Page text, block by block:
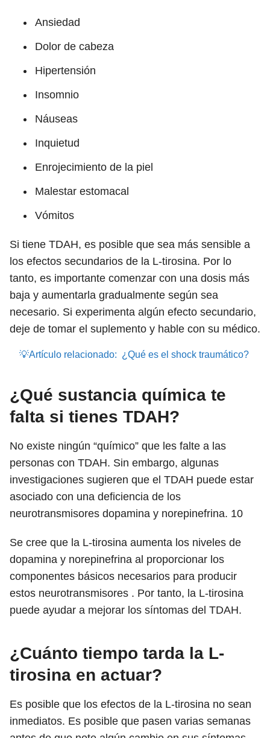
Ansiedad
Dolor de cabeza
Hipertensión
Insomnio
Náuseas
Inquietud
Enrojecimiento de la piel
Malestar estomacal
Vómitos
Si tiene TDAH, es posible que sea más sensible a
los efectos secundarios de la L-tirosina. Por lo
tanto, es importante comenzar con una dosis más
baja y aumentarla gradualmente según sea
necesario. Si experimenta algún efecto secundario,
deje de tomar el suplemento y hable con su médico.
💡Artículo relacionado: ¿Qué es el shock traumático?
¿Qué sustancia química te
falta si tienes TDAH?
No existe ningún “químico” que les falte a las
personas con TDAH. Sin embargo, algunas
investigaciones sugieren que el TDAH puede estar
asociado con una deficiencia de los
neurotransmisores dopamina y norepinefrina. 10
Se cree que la L-tirosina aumenta los niveles de
dopamina y norepinefrina al proporcionar los
componentes básicos necesarios para producir
estos neurotransmisores . Por tanto, la L-tirosina
puede ayudar a mejorar los síntomas del TDAH.
¿Cuánto tiempo tarda la L-
tirosina en actuar?
Es posible que los efectos de la L-tirosina no sean
inmediatos. Es posible que pasen varias semanas